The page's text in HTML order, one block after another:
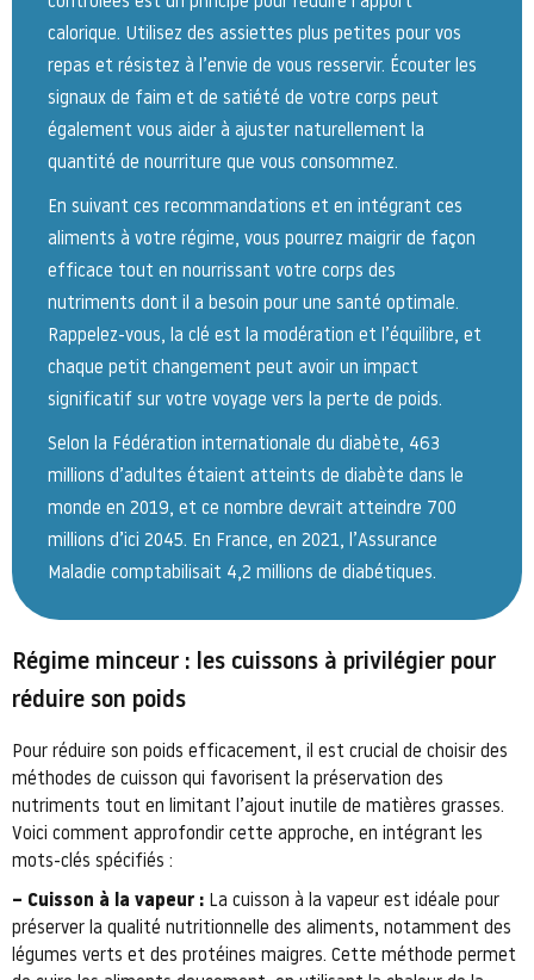
calorique. Utilisez des assiettes plus petites pour vos
repas et résistez à l’envie de vous resservir. Écouter les
signaux de faim et de satiété de votre corps peut
également vous aider à ajuster naturellement la
quantité de nourriture que vous consommez.
En suivant ces recommandations et en intégrant ces
aliments à votre régime, vous pourrez maigrir de façon
efficace tout en nourrissant votre corps des
nutriments dont il a besoin pour une santé optimale.
Rappelez-vous, la clé est la modération et l’équilibre, et
chaque petit changement peut avoir un impact
significatif sur votre voyage vers la perte de poids.
Selon la Fédération internationale du diabète, 463
millions d’adultes étaient atteints de diabète dans le
monde en 2019, et ce nombre devrait atteindre 700
millions d’ici 2045. En France, en 2021, l’Assurance
Maladie comptabilisait 4,2 millions de diabétiques.
Régime minceur : les cuissons à privilégier pour
réduire son poids
Pour réduire son poids efficacement, il est crucial de choisir des
méthodes de cuisson qui favorisent la préservation des
nutriments tout en limitant l’ajout inutile de matières grasses.
Voici comment approfondir cette approche, en intégrant les
mots-clés spécifiés :
– Cuisson à la vapeur : La cuisson à la vapeur est idéale pour
préserver la qualité nutritionnelle des aliments, notamment des
légumes verts et des protéines maigres. Cette méthode permet